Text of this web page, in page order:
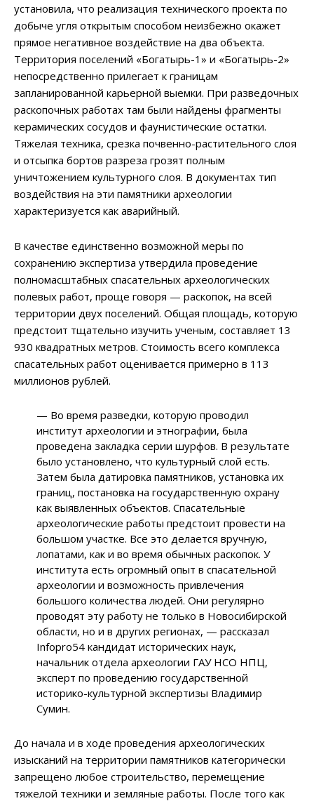
установила, что реализация технического проекта по
добыче угля открытым способом неизбежно окажет
прямое негативное воздействие на два объекта.
Территория поселений «Богатырь-1» и «Богатырь-2»
непосредственно прилегает к границам
запланированной карьерной выемки. При разведочных
раскопочных работах там были найдены фрагменты
керамических сосудов и фаунистические остатки.
Тяжелая техника, срезка почвенно-растительного слоя
и отсыпка бортов разреза грозят полным
уничтожением культурного слоя. В документах тип
воздействия на эти памятники археологии
характеризуется как аварийный.
В качестве единственно возможной меры по
сохранению экспертиза утвердила проведение
полномасштабных спасательных археологических
полевых работ, проще говоря — раскопок, на всей
территории двух поселений. Общая площадь, которую
предстоит тщательно изучить ученым, составляет 13
930 квадратных метров. Стоимость всего комплекса
спасательных работ оценивается примерно в 113
миллионов рублей.
— Во время разведки, которую проводил
институт археологии и этнографии, была
проведена закладка серии шурфов. В результате
было установлено, что культурный слой есть.
Затем была датировка памятников, установка их
границ, постановка на государственную охрану
как выявленных объектов. Спасательные
археологические работы предстоит провести на
большом участке. Все это делается вручную,
лопатами, как и во время обычных раскопок. У
института есть огромный опыт в спасательной
археологии и возможность привлечения
большого количества людей. Они регулярно
проводят эту работу не только в Новосибирской
области, но и в других регионах, — рассказал
Infopro54 кандидат исторических наук,
начальник отдела археологии ГАУ НСО НПЦ,
эксперт по проведению государственной
историко-культурной экспертизы Владимир
Сумин.
До начала и в ходе проведения археологических
изысканий на территории памятников категорически
запрещено любое строительство, перемещение
тяжелой техники и земляные работы. После того как